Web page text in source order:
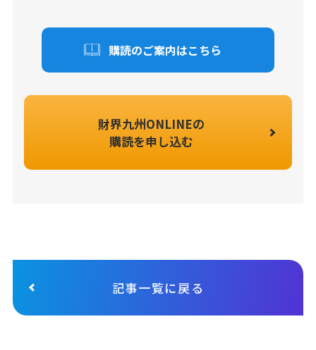
購読のご案内はこちら
財界九州ONLINEの
購読を申し込む
記事一覧に戻る